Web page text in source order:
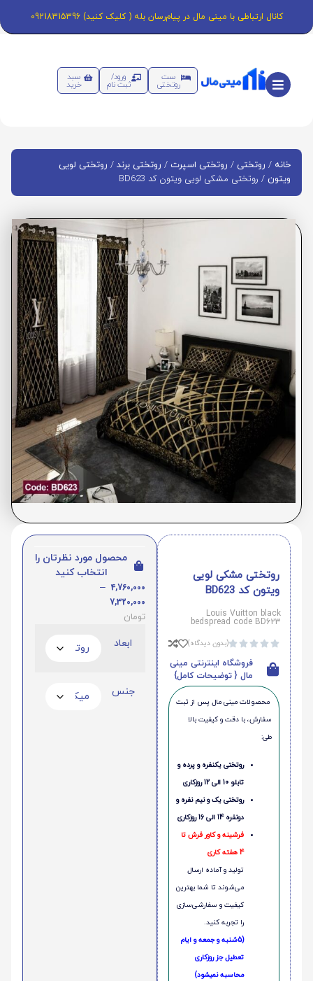
کانال ارتباطی با مینی مال در پیام‌رسان بله ( کلیک کنید) 09218315396
ست
روتختی
ورود/
ثبت نام
سبد
خرید
خانه / روتختی / روتختی اسپرت / روتختی برند / روتختی لویی
ویتون / روتختی مشکی لویی ویتون کد BD623
روتختی مشکی لویی
ویتون کد BD623
Louis Vuitton black
bedspread code BD623




(بدون دیدگاه)
فروشگاه اینترنتی مینی
مال { توضیحات کامل}
محصولات مینی‌ مال پس از ثبت
سفارش، با دقت و کیفیت بالا
طی:
روتختی یکنفره و پرده و
تابلو 10 الی 12 روزکاری
روتختی یک و نیم نفره و
دونفره 14 الی 16 روزکاری
فرشینه و کاور فرش تا
4 هفته کاری
تولید و آماده ارسال
می‌شوند تا شما بهترین
کیفیت و سفارشی‌سازی
را تجربه کنید.
(5شنبه و جمعه و ایام
تعطیل جز روزکاری
محاسبه نمیشود)
محصول مورد نظرتان را
انتخاب کنید
4,760,000
–
7,320,000
تومان
ابعاد
جنس